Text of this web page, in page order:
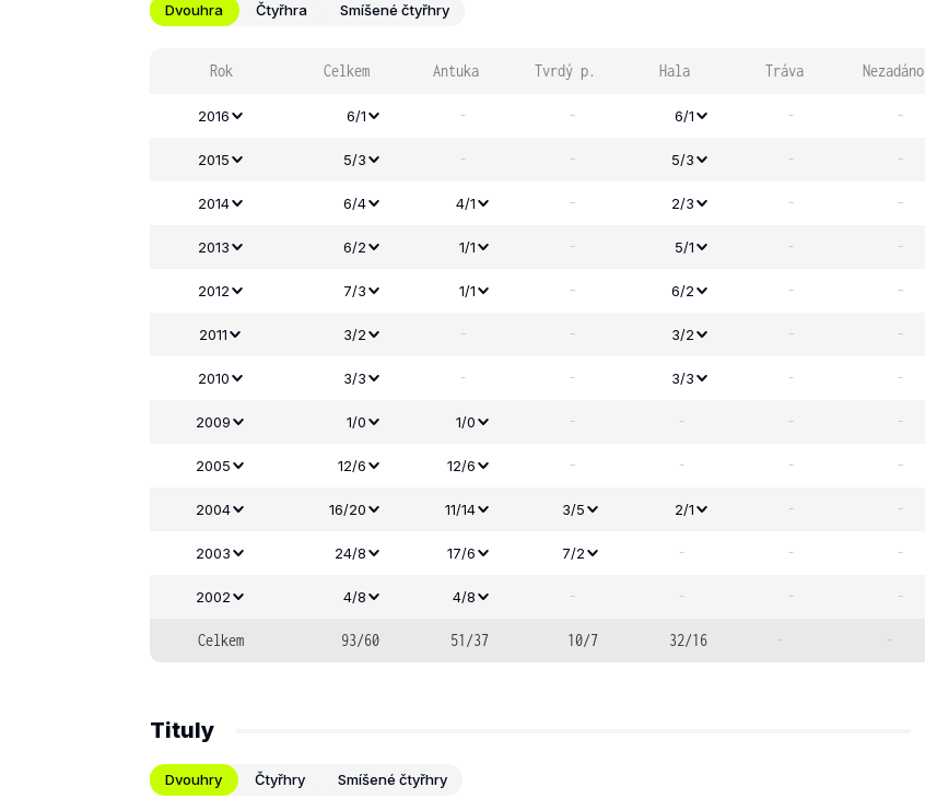
Dvouhra Čtyřhra Smíšené čtyřhry
Rok Celkem Antuka Tvrdý p. Hala Tráva Nezadáno
2016 6/1 - - 6/1 - -
2015 5/3 - - 5/3 - -
2014 6/4 4/1 - 2/3 - -
2013 6/2 1/1 - 5/1 - -
2012 7/3 1/1 - 6/2 - -
2011 3/2 - - 3/2 - -
2010 3/3 - - 3/3 - -
2009 1/0 1/0 - - - -
2005 12/6 12/6 - - - -
2004 16/20 11/14 3/5 2/1 - -
2003 24/8 17/6 7/2 - - -
2002 4/8 4/8 - - - -
Celkem 93/60 51/37 10/7 32/16 - -
Tituly
Dvouhry Čtyřhry Smíšené čtyřhry